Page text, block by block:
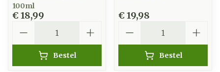
100ml
€ 18,99
Bestel
€ 19,98
Bestel